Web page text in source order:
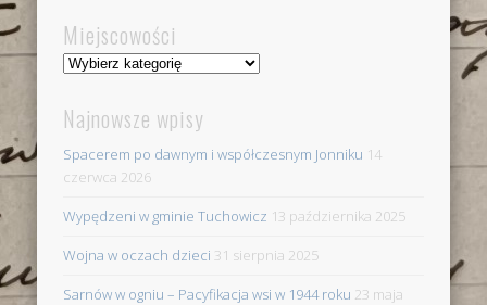
Miejscowości
Miejscowości
Najnowsze wpisy
Spacerem po dawnym i współczesnym Jonniku 14
czerwca 2026
Wypędzeni w gminie Tuchowicz 13 października 2025
Wojna w oczach dzieci 31 sierpnia 2025
Sarnów w ogniu – Pacyfikacja wsi w 1944 roku 23 maja